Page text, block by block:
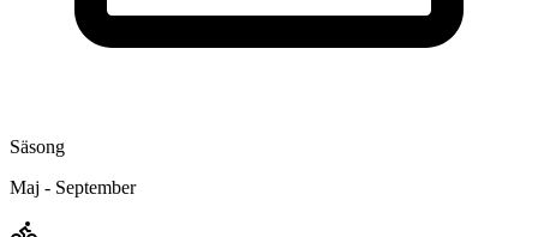
Säsong
Maj - September